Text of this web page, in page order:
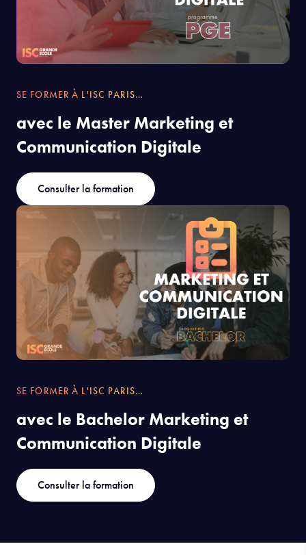
SE FORMER À L'ISC PARIS…
avec le Master Marketing et
Communication Digitale
Consulter la formation
SE FORMER À L'ISC PARIS…
avec le Bachelor Marketing et
Communication Digitale
Consulter la formation